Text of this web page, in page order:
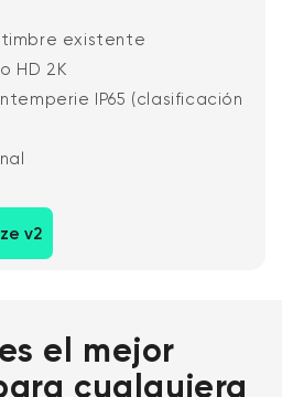
timbre existente
HD 2K
IP65 (clasificación
v2
el mejor
cualquiera